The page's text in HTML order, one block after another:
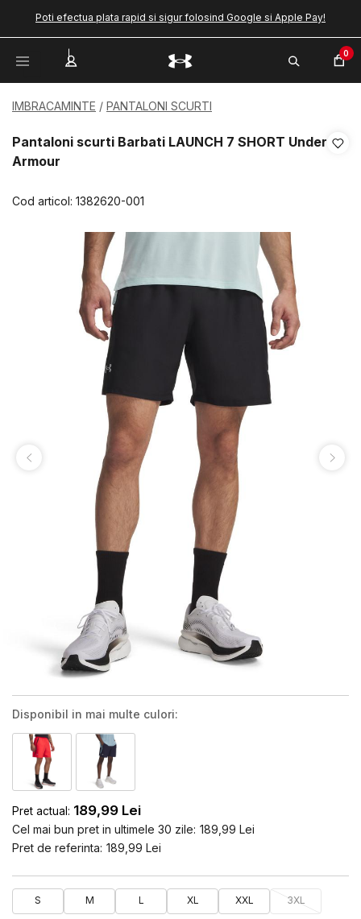
Poti efectua plata rapid si sigur folosind Google si Apple Pay!
0
IMBRACAMINTE PANTALONI SCURTI
Pantaloni scurti Barbati LAUNCH 7 SHORT Under
Armour
Cod articol: 1382620-001
Disponibil in mai multe culori:
Pret actual: 189,99 Lei
Cel mai bun pret in ultimele 30 zile: 189,99 Lei
Pret de referinta: 189,99 Lei
S M L XL XXL 3XL